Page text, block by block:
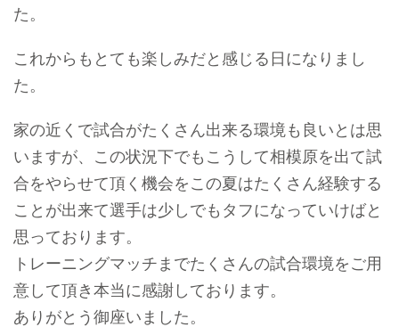
た。
これからもとても楽しみだと感じる日になりまし
た。
家の近くで試合がたくさん出来る環境も良いとは思
いますが、この状況下でもこうして相模原を出て試
合をやらせて頂く機会をこの夏はたくさん経験する
ことが出来て選手は少しでもタフになっていけばと
思っております。
トレーニングマッチまでたくさんの試合環境をご用
意して頂き本当に感謝しております。
ありがとう御座いました。